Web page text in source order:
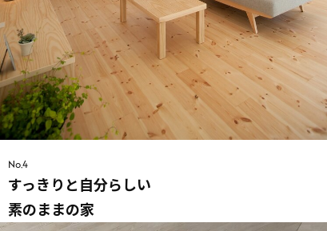
No.4
すっきりと自分らしい
素のままの家